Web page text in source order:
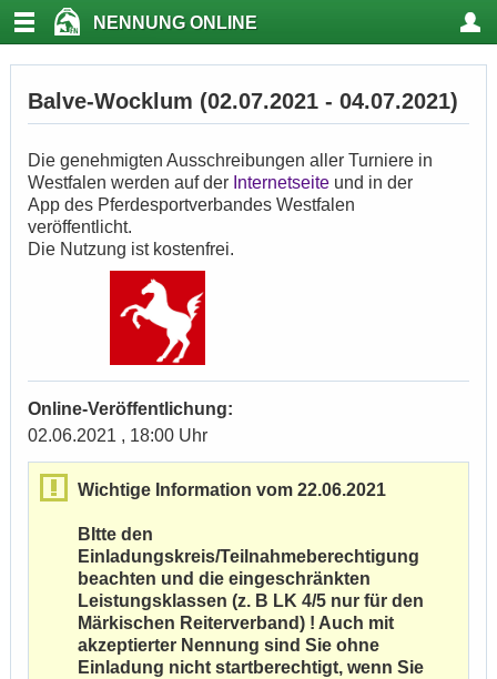
NENNUNG ONLINE
Balve-Wocklum (02.07.2021 - 04.07.2021)
Die genehmigten Ausschreibungen aller Turniere in
Westfalen werden auf der Internetseite und in der
App des Pferdesportverbandes Westfalen
veröffentlicht.
Die Nutzung ist kostenfrei.
Online-Veröffentlichung:
02.06.2021 , 18:00 Uhr
Wichtige Information vom 22.06.2021
BItte den
Einladungskreis/Teilnahmeberechtigung
beachten und die eingeschränkten
Leistungsklassen (z. B LK 4/5 nur für den
Märkischen Reiterverband) ! Auch mit
akzeptierter Nennung sind Sie ohne
Einladung nicht startberechtigt, wenn Sie